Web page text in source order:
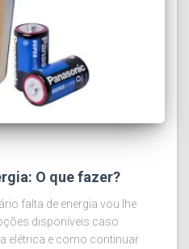
O que fazer?
falta de energia vou lhe
disponíveis caso
elétrica e como continuar